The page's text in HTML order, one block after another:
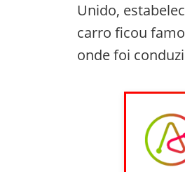
Unido,
carro ficou
onde foi